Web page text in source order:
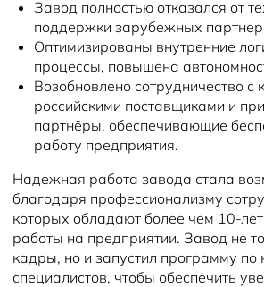
Завод полностью отказался от
поддержки зарубежных
Оптимизированы внутренние
процессы, повышена
Возобновлено сотрудничество с
российскими поставщиками и
партнёры, обеспечивающие
работу предприятия.
Надежная работа завода стала
благодаря профессионализму
которых обладают более чем 10-
работы на предприятии. Завод не
кадры, но и запустил программу по
специалистов, чтобы обеспечить